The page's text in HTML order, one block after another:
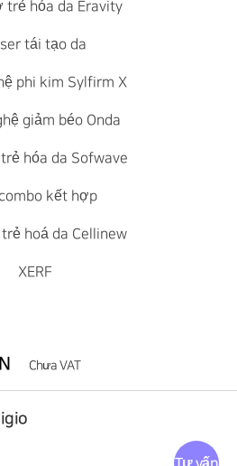
trẻ hóa da Eravity
tái tạo da
phi kim Sylfirm X
giảm béo Onda
hóa da Sofwave
kết hợp
hoá da Cellinew
XERF
Chưa VAT